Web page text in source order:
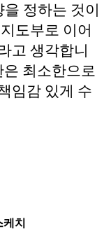
정하는 것이
도부로 이어
고 생각합니
최소한으로
임감 있게 수
치